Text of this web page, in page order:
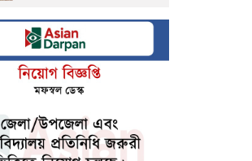
সঠিক বীমাদাবি পরিশোধই
কর্ণফুলী ইন্স্যুরেন্সের মূল
চালিকাশক্তি